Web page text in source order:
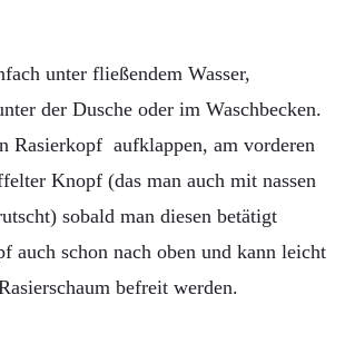
unter fließendem Wasser,
der Dusche oder im Waschbecken.
Rasierkopf aufklappen, am vorderen
Knopf (das man auch mit nassen
sobald man diesen betätigt
auch schon nach oben und kann leicht
befreit werden.